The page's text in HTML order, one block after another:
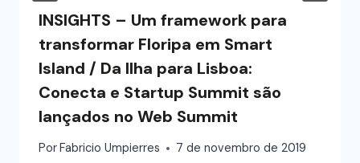
INSIGHTS – Um framework para
transformar Floripa em Smart
Island / Da Ilha para Lisboa:
Conecta e Startup Summit são
lançados no Web Summit
PorFabricio Umpierres 7 de novembro de 2019